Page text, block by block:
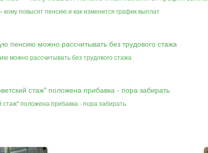
повысят пенсию и как изменится график выплат
можно рассчитывать без трудового стажа
стаж" положена прибавка - пора забирать